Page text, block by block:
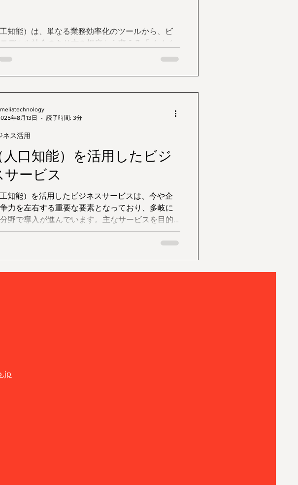
知能）は、単なる業務効率化のツールから、ビ
モデルや社会のあり方を根底から変える「イノベ
のエンジン」へと進化しています。ここでは、
を生み出しているのか、具体的な事例をまとめ
します。
口知能）を活用したビジ
サービス
知能）を活用したビジネスサービスは、今や企
力を左右する重要な要素となっており、多岐に
野で導入が進んでいます。主なサービスを目的
し、具体的なサービス例と共にまとめました。
ネス活用
年8月13日
読了時間: 3分